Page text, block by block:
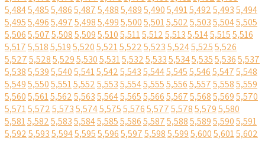
5,4845,4855,4865,4875,4885,4895,4905,4915,4925,4935,494
5,4955,4965,4975,4985,4995,5005,5015,5025,5035,5045,505
5,5065,5075,5085,5095,5105,5115,5125,5135,5145,5155,516
5,5175,5185,5195,5205,5215,5225,5235,5245,5255,526
5,5275,5285,5295,5305,5315,5325,5335,5345,5355,5365,537
5,5385,5395,5405,5415,5425,5435,5445,5455,5465,5475,548
5,5495,5505,5515,5525,5535,5545,5555,5565,5575,5585,559
5,5605,5615,5625,5635,5645,5655,5665,5675,5685,5695,570
5,5715,5725,5735,5745,5755,5765,5775,5785,5795,580
5,5815,5825,5835,5845,5855,5865,5875,5885,5895,5905,591
5,5925,5935,5945,5955,5965,5975,5985,5995,6005,6015,602